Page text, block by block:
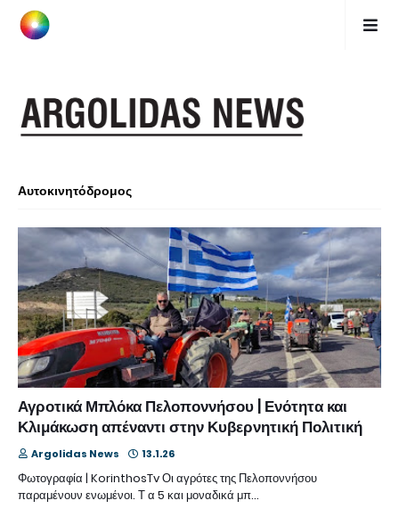
Αυτοκινητόδρομος
Αγροτικά Μπλόκα Πελοποννήσου | Ενότητα και
Κλιμάκωση απέναντι στην Κυβερνητική Πολιτική
Argolidas News 13.1.26
Φωτογραφία | KorinthosTv Οι αγρότες της Πελοποννήσου
παραμένουν ενωμένοι. Τ α 5 και μοναδικά μπ…